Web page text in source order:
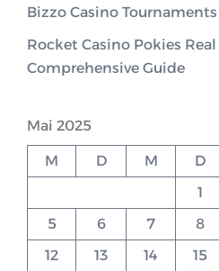
Bizzo Casino Tournaments
Rocket Casino Pokies
Comprehensive Guide
Mai 2025
M D M D
1
5
6 7 8
12
13 14 15